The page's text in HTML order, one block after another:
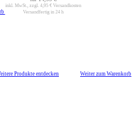
inkl. MwSt., zzgl. 4,95 €Versandkosten
Versandfertig in 24 h
Produkte entdecken Weiter zum Warenkorb